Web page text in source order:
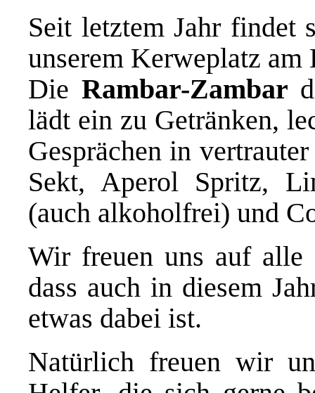
Seit letztem Jahr findet
unserem Kerweplatz
Die Rambar-Zambar
lädt ein zu Getränken,
Gesprächen in
Sekt, Aperol Spritz,
(auch alkoholfrei) und
Wir freuen uns auf alle
dass auch in diesem
etwas dabei ist.
Natürlich freuen wir